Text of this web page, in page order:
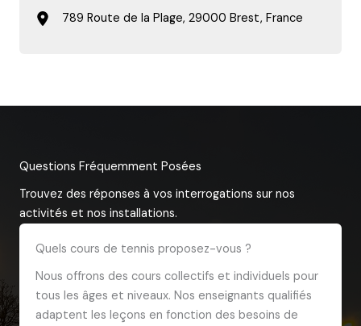
789 Route de la Plage, 29000 Brest, France
Questions Fréquemment Posées
Trouvez des réponses à vos interrogations sur nos
activités et nos installations.
Quels cours de tennis proposez-vous ?
Nous offrons des cours collectifs et individuels pour
tous les âges et niveaux. Nos enseignants qualifiés
adaptent les leçons en fonction des besoins de